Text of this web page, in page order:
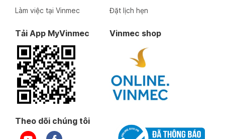
Làm việc tại Vinmec
Đặt lịch hẹn
Tải App MyVinmec Vinmec shop
Theo dõi chúng tôi